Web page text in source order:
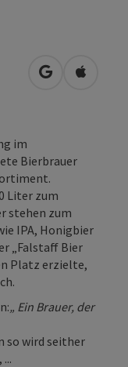
in Google
in
im
Bierbrauer
Liter zum
stehen zum
IPA, Honigbier
„Falstaff Bier
Platz erzielte,
„ Ein Brauer, der
so wird seither